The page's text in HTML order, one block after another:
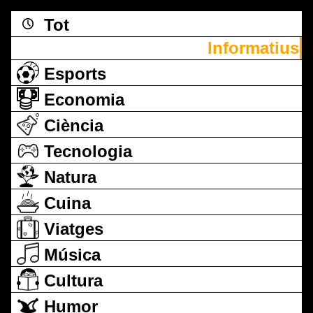
Tot
Informatius
Esports
Economia
Ciència
Tecnologia
Natura
Cuina
Viatges
Música
Cultura
Humor